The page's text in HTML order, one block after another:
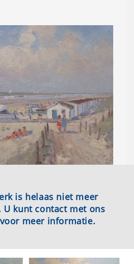
is helaas niet meer
U kunt contact met ons
meer informatie.